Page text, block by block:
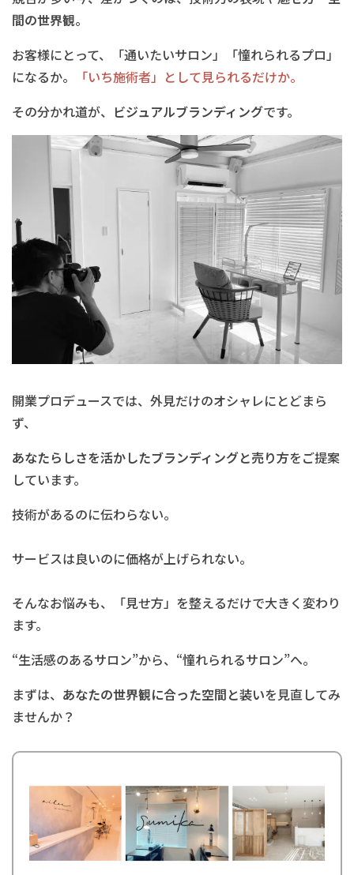
間の世界観。
お客様にとって、「通いたいサロン」「憧れられるプロ」
になるか。
「いち施術者」として見られるだけか。
その分かれ道が、 ビジュアルブランディングです。
開業プロデュースでは、外見だけのオシャレにとどまら
ず、
あなたらしさを活かしたブランディングと売り方をご提案
しています。
技術があるのに伝わらない。
サービスは良いのに価格が上げられない。
そんなお悩みも、「見せ方」を整えるだけで大きく変わり
ます。
“生活感のあるサロン”から、“憧れられるサロン”へ。
まずは、 あなたの世界観に合った空間と装いを見直してみ
ませんか？